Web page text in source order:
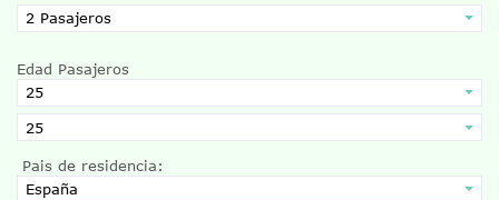
Edad Pasajeros
Pais de residencia: